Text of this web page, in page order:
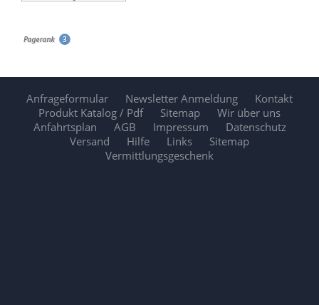
Anfrageformular Newsletter Anmeldung
Kontakt
Produkt Katalog / Pdf
Sitemap
Wir über uns
Anfahrtsplan
AGB Impressum
Datenschutz
Versand
Hilfe Links
Sitemap
Vermittlungsgeschenk